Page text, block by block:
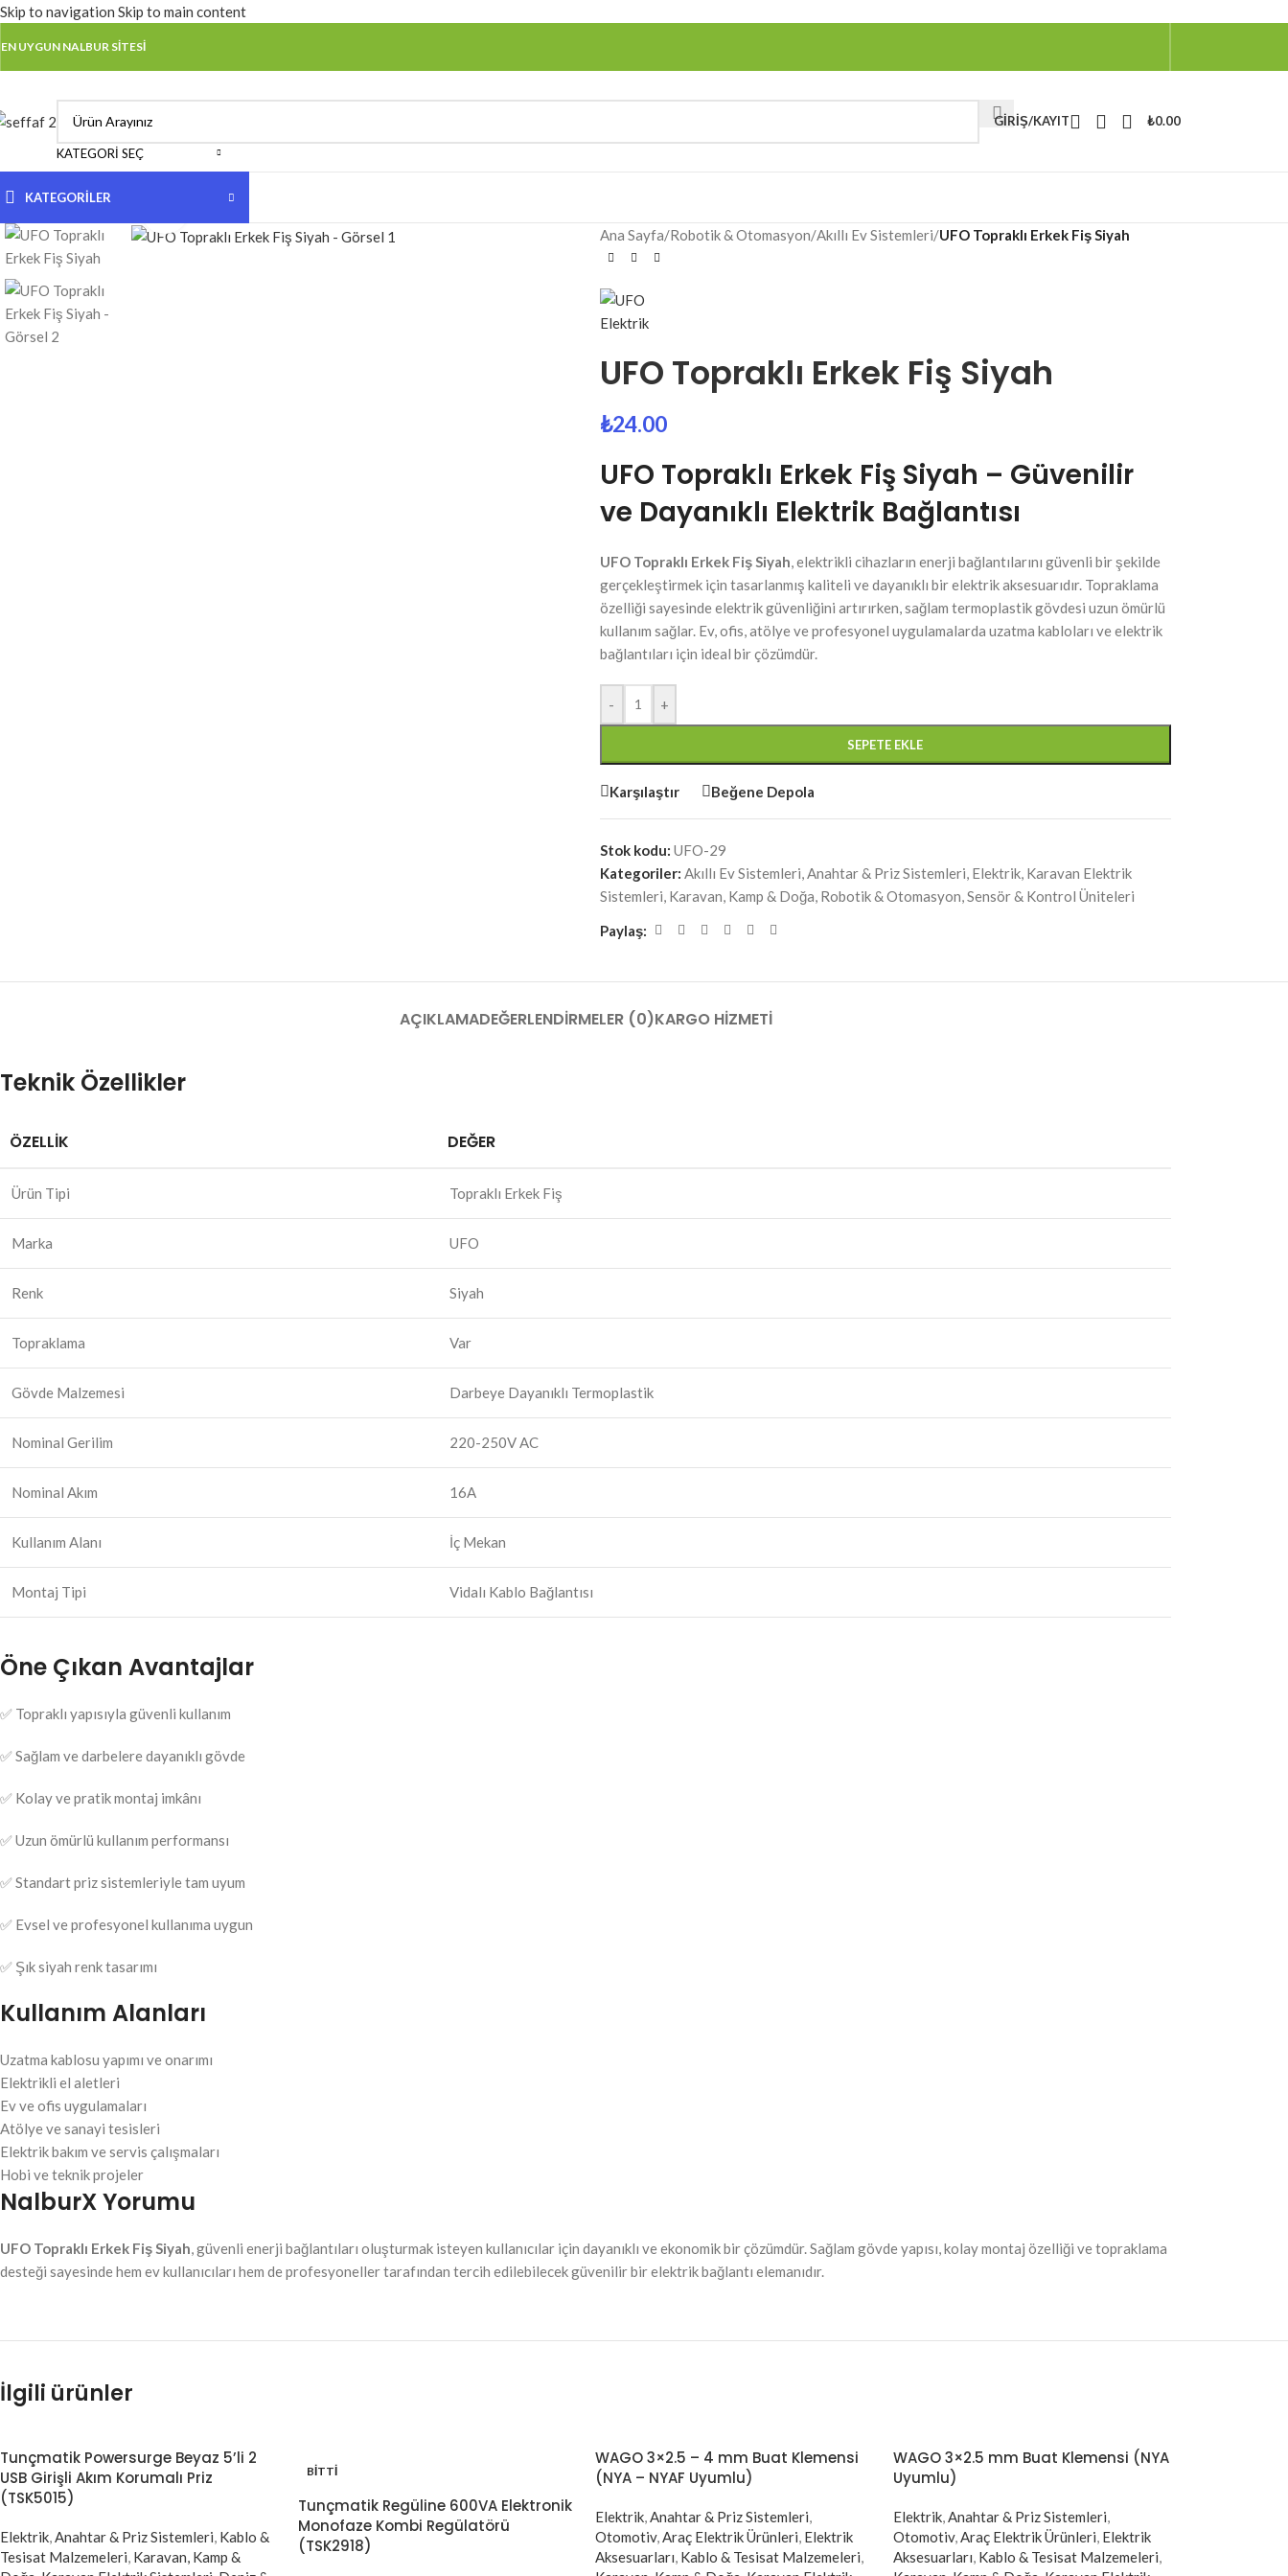
Skip to navigation Skip to main content
EN UYGUN NALBUR SİTESİ
KATEGORI SEÇ
GIRIŞ/KAYIT ₺0.00
KATEGORİLER
Ana Sayfa/Robotik & Otomasyon/Akıllı Ev Sistemleri/UFO Topraklı Erkek Fiş Siyah
UFO Topraklı Erkek Fiş Siyah
₺24.00
UFO Topraklı Erkek Fiş Siyah – Güvenilir
ve Dayanıklı Elektrik Bağlantısı
UFO Topraklı Erkek Fiş Siyah, elektrikli cihazların enerji bağlantılarını güvenli bir şekilde
gerçekleştirmek için tasarlanmış kaliteli ve dayanıklı bir elektrik aksesuarıdır. Topraklama
özelliği sayesinde elektrik güvenliğini artırırken, sağlam termoplastik gövdesi uzun ömürlü
kullanım sağlar. Ev, ofis, atölye ve profesyonel uygulamalarda uzatma kabloları ve elektrik
bağlantıları için ideal bir çözümdür.
- +
SEPETE EKLE
Karşılaştır Beğene Depola
Stok kodu: UFO-29
Kategoriler: Akıllı Ev Sistemleri,Anahtar & Priz Sistemleri, Elektrik, Karavan Elektrik
Sistemleri, Karavan, Kamp & Doğa, Robotik & Otomasyon,Sensör & Kontrol Üniteleri
Paylaş:
AÇIKLAMADEĞERLENDIRMELER (0)KARGO HIZMETI
Teknik Özellikler
ÖZELLIK DEĞER
Ürün Tipi Topraklı Erkek Fiş
Marka UFO
Renk Siyah
Topraklama Var
Gövde Malzemesi Darbeye Dayanıklı Termoplastik
Nominal Gerilim 220-250V AC
Nominal Akım 16A
Kullanım Alanı İç Mekan
Montaj Tipi Vidalı Kablo Bağlantısı
Öne Çıkan Avantajlar
✅ Topraklı yapısıyla güvenli kullanım
✅ Sağlam ve darbelere dayanıklı gövde
✅ Kolay ve pratik montaj imkânı
✅ Uzun ömürlü kullanım performansı
✅ Standart priz sistemleriyle tam uyum
✅ Evsel ve profesyonel kullanıma uygun
✅ Şık siyah renk tasarımı
Kullanım Alanları
Uzatma kablosu yapımı ve onarımı
Elektrikli el aletleri
Ev ve ofis uygulamaları
Atölye ve sanayi tesisleri
Elektrik bakım ve servis çalışmaları
Hobi ve teknik projeler
NalburX Yorumu
UFO Topraklı Erkek Fiş Siyah, güvenli enerji bağlantıları oluşturmak isteyen kullanıcılar için dayanıklı ve ekonomik bir çözümdür. Sağlam gövde yapısı, kolay montaj özelliği ve topraklama
desteği sayesinde hem ev kullanıcıları hem de profesyoneller tarafından tercih edilebilecek güvenilir bir elektrik bağlantı elemanıdır.
İlgili ürünler
Tunçmatik Powersurge Beyaz 5’li 2
USB Girişli Akım Korumalı Priz
(TSK5015)
Elektrik,Anahtar & Priz Sistemleri, Kablo &
Tesisat Malzemeleri, Karavan, Kamp &
BITTI
Tunçmatik Regüline 600VA Elektronik
Monofaze Kombi Regülatörü
(TSK2918)
WAGO 3×2.5 – 4 mm Buat Klemensi
(NYA – NYAF Uyumlu)
Elektrik,Anahtar & Priz Sistemleri,
Otomotiv,Araç Elektrik Ürünleri, Elektrik
Aksesuarları, Kablo & Tesisat Malzemeleri,
WAGO 3×2.5 mm Buat Klemensi (NYA
Uyumlu)
Elektrik,Anahtar & Priz Sistemleri,
Otomotiv,Araç Elektrik Ürünleri, Elektrik
Aksesuarları, Kablo & Tesisat Malzemeleri,